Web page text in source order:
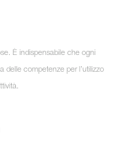
È indispensabile che ogni
delle competenze per l’utilizzo